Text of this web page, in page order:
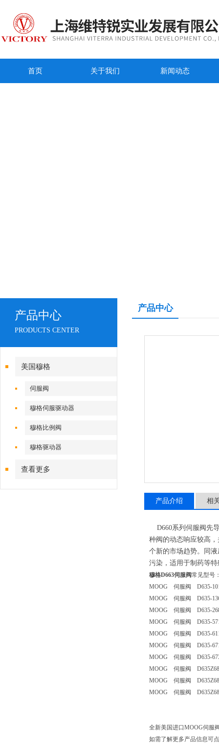
首页 关于我们 新闻动态
产品中心
PRODUCTS CENTER
美国穆格
伺服阀
穆格伺服驱动器
穆格比例阀
穆格驱动器
查看更多
产品中心
产品介绍 相
D660系列伺服阀先
种阀的动态响应较高
个新的市场趋势。同
污染，适用于制药等
穆格D663伺服阀常见型号
MOOG 伺服阀 D635-
MOOG 伺服阀 D635-
MOOG 伺服阀 D635-
MOOG 伺服阀 D635-
MOOG 伺服阀 D635-
MOOG 伺服阀 D635-
MOOG 伺服阀 D635-
MOOG 伺服阀
MOOG 伺服阀
MOOG 伺服阀
全新美国进口MOOG伺服
如需了解更多产品信息可